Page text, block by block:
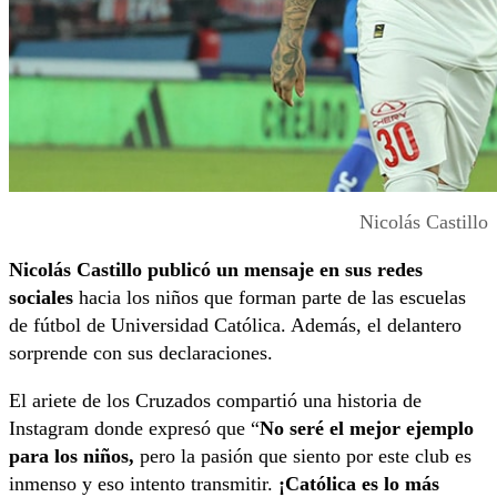
Nicolás Castillo
Nicolás Castillo publicó un mensaje en sus redes
sociales hacia los niños que forman parte de las escuelas
de fútbol de Universidad Católica. Además, el delantero
sorprende con sus declaraciones.
El ariete de los Cruzados compartió una historia de
Instagram donde expresó que “No seré el mejor ejemplo
para los niños, pero la pasión que siento por este club es
inmenso y eso intento transmitir. ¡Católica es lo más